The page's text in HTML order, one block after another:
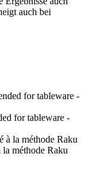
auch bei
for tableware -
méthode Raku